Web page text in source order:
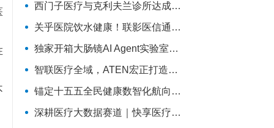
西门子医疗与克利夫兰诊所达成十年全面战略协议
关乎医院饮水健康！联影医信通与嵩正健康科技战略合作
独家开箱大肠镜AI Agent实验室！鸿海医疗机器人成开刀房新要角
智联医疗全域，ATEN宏正打造智慧医疗一体化连接解决方案
锚定十五五全民健康数智化航向，昂科物联网全域技术筑牢智慧医院数字底座
深耕医疗大数据赛道｜快享医疗聚力开拓行业新价值